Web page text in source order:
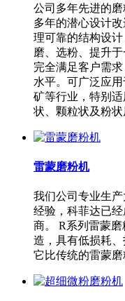
公司多年先进的
多年的潜心设计
理可靠的结构设
磨、选粉、提升
完全满足客户需
水平。可广泛应
矿等行业，特别
状、颗粒状及粉状
雷蒙磨粉机
我们公司专业生
经验，科菲达已
商。 R系列雷蒙
造，具有低损耗
它比传统的雷蒙磨